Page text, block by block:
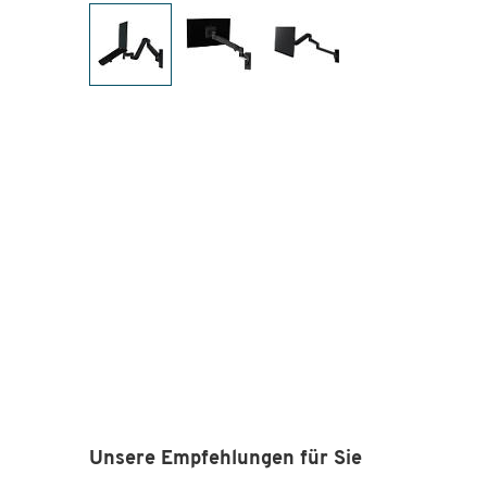
Unsere Empfehlungen für Sie